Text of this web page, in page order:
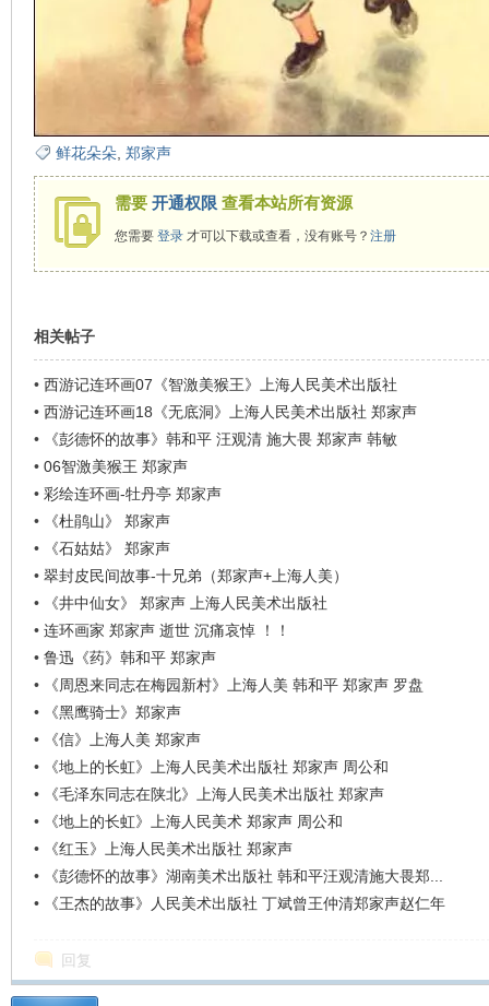
鲜花朵朵, 郑家声
需要 开通权限 查看本站所有资源
您需要 登录才可以下载或查看，没有账号？ 注册
相关帖子
• 西游记连环画07《智激美猴王》上海人民美术出版社
• 西游记连环画18《无底洞》上海人民美术出版社 郑家声
•
《彭德怀的故事》韩和平 汪观清 施大畏 郑家声 韩敏
• 06智激美猴王 郑家声
• 彩绘连环画-牡丹亭 郑家声
•
《杜鹃山》 郑家声
•
《石姑姑》 郑家声
• 翠封皮民间故事-十兄弟（郑家声+上海人美）
•
《井中仙女》 郑家声 上海人民美术出版社
• 连环画家 郑家声 逝世 沉痛哀悼 ！！
• 鲁迅《药》韩和平 郑家声
•
《周恩来同志在梅园新村》上海人美 韩和平 郑家声 罗盘
•
《黑鹰骑士》郑家声
•
《信》上海人美 郑家声
•
《地上的长虹》上海人民美术出版社 郑家声 周公和
•
《毛泽东同志在陕北》上海人民美术出版社 郑家声
•
《地上的长虹》上海人民美术 郑家声 周公和
•
《红玉》上海人民美术出版社 郑家声
•
《彭德怀的故事》湖南美术出版社 韩和平汪观清施大畏郑...
•
《王杰的故事》人民美术出版社 丁斌曾王仲清郑家声赵仁年
回复